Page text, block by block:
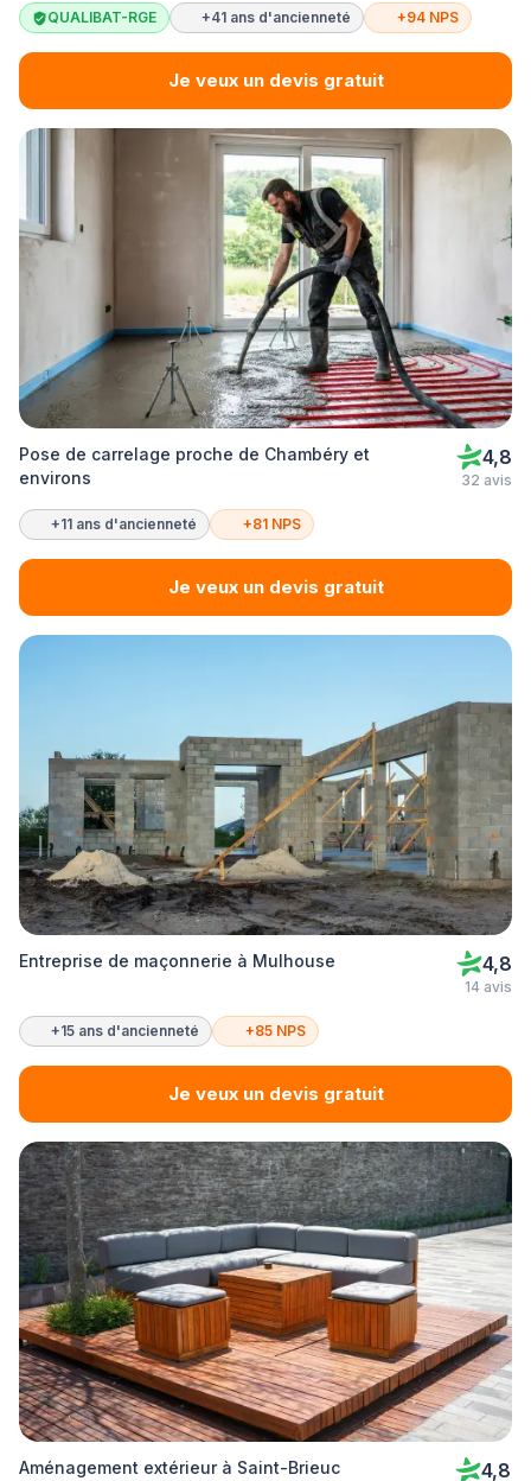
QUALIBAT-RGE +41 ans d'ancienneté +94 NPS
Je veux un devis gratuit
Pose de carrelage proche de Chambéry et
environs
4,8
32 avis
+11 ans d'ancienneté +81 NPS
Je veux un devis gratuit
Entreprise de maçonnerie à Mulhouse 4,8
14 avis
+15 ans d'ancienneté +85 NPS
Je veux un devis gratuit
Aménagement extérieur à Saint-Brieuc 4,8